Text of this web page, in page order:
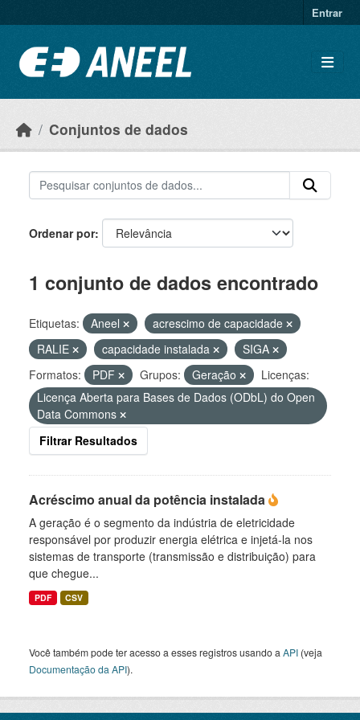
Entrar
Conjuntos de dados
Ordenar por
1 conjunto de dados encontrado
Etiquetas: Aneel
acrescimo de capacidade
RALIE
capacidade instalada
SIGA
Formatos:
PDF Grupos: Geração
Licenças:
Licença Aberta para Bases de Dados (ODbL) do Open
Data Commons
Filtrar Resultados
Acréscimo anual da potência instalada
A geração é o segmento da indústria de eletricidade
responsável por produzir energia elétrica e injetá-la nos
sistemas de transporte (transmissão e distribuição) para
que chegue...
PDF CSV
Você também pode ter acesso a esses registros usando a API (veja
Documentação da API).